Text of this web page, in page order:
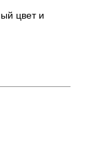
цвет и